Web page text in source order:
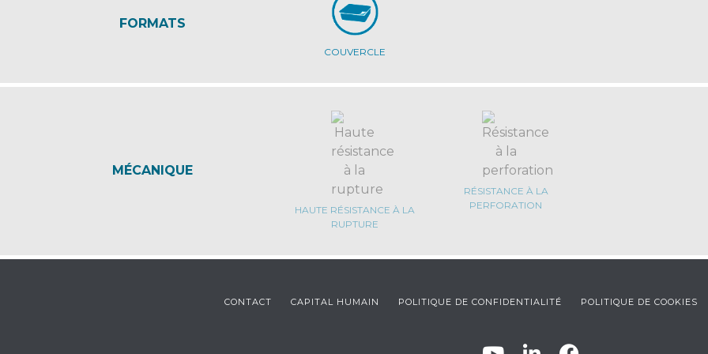
FORMATS
COUVERCLE
MÉCANIQUE
HAUTE RÉSISTANCE À LA
RUPTURE
RÉSISTANCE À LA
PERFORATION
CONTACT CAPITAL HUMAIN POLITIQUE DE CONFIDENTIALITÉ POLITIQUE DE COOKIES